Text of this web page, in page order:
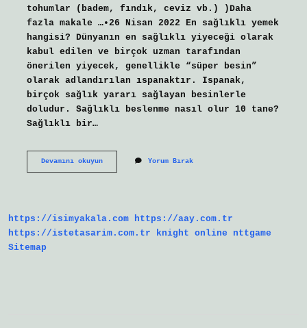
tohumlar (badem, fındık, ceviz vb.) )Daha
fazla makale …•26 Nisan 2022 En sağlıklı yemek
hangisi? Dünyanın en sağlıklı yiyeceği olarak
kabul edilen ve birçok uzman tarafından
önerilen yiyecek, genellikle “süper besin”
olarak adlandırılan ıspanaktır. Ispanak,
birçok sağlık yararı sağlayan besinlerle
doludur. Sağlıklı beslenme nasıl olur 10 tane?
Sağlıklı bir…
Devamını okuyunSağlıklı
Yorum Bırak
https://isimyakala.com https://aay.com.tr
https://istetasarim.com.tr
knight online
nttgame
Sitemap